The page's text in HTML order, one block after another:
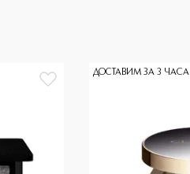
ДОСТАВИМ ЗА 3 ЧАСА